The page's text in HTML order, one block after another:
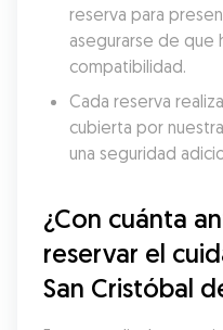
reserva para
asegurarse de que
compatibilidad.
Cada reserva
cubierta por
una seguridad
¿Con cuánta
reservar el
San Cristóbal